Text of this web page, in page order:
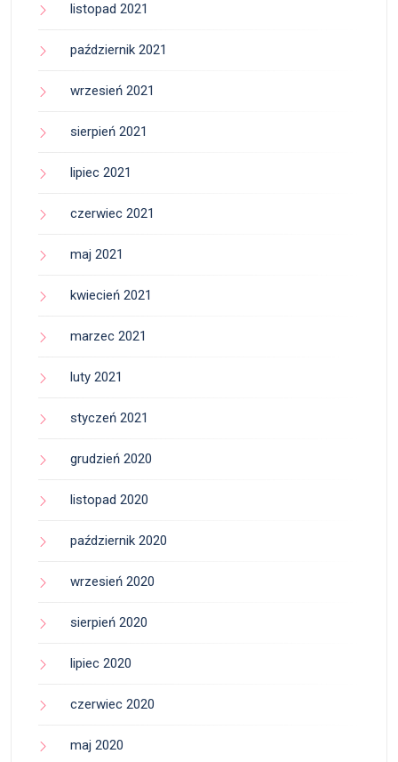
listopad 2021
październik 2021
wrzesień 2021
sierpień 2021
lipiec 2021
czerwiec 2021
maj 2021
kwiecień 2021
marzec 2021
luty 2021
styczeń 2021
grudzień 2020
listopad 2020
październik 2020
wrzesień 2020
sierpień 2020
lipiec 2020
czerwiec 2020
maj 2020